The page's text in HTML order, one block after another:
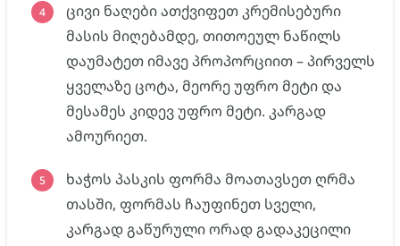
ცივი ნაღები ათქვიფეთ კრემისებური
მასის მიღებამდე, თითოეულ ნაწილს
დაუმატეთ იმავე პროპორციით – პირველს
ყველაზე ცოტა, მეორე უფრო მეტი და
მესამეს კიდევ უფრო მეტი. კარგად
ამოურიეთ.
ხაჭოს პასკის ფორმა მოათავსეთ ღრმა
თასში, ფორმას ჩაუფინეთ სველი,
კარგად გაწურული ორად გადაკეცილი